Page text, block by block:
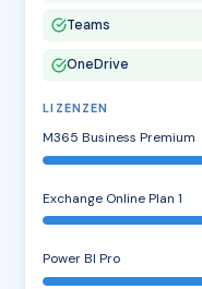
Teams
OneDrive
LIZENZEN
M365 Business Premium
Exchange Online Plan 1
Power BI Pro